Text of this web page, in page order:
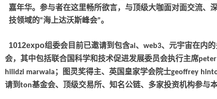
嘉年华。参与者在这里畅所欲言，与顶级大咖面对面交流、
技领域的“海上达沃斯峰会”。
1012expo组委会目前已邀请到包含ai、 web3、元宇宙在内
会，其中包括联合国科学和技术促进发展委员会执行主席
hilidzi marwala ；图灵奖得主、英国皇家学会院士geoffrey
请到 ton基金会、顶级交易所、知名公链、多家投资机构参与